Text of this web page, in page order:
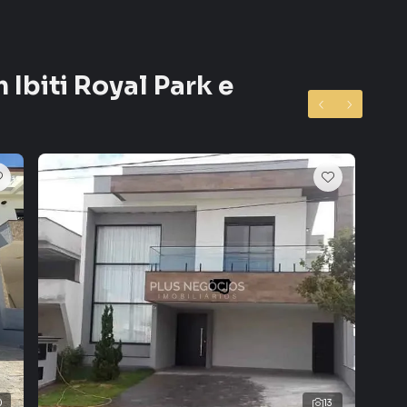
Plus Negócios Imobiliários é uma imobiliária digital
ou alugar seu imóvel muito mais rápido do que
diversos imóveis em Sorocaba, especialmente
de marketing digital focada em produzir campanhas
o número de contatos interessados e tendo como
seu imóvel mais rápido. Contamos também com
e uma central de atendimento preparada para
Ibiti Royal Park e
13